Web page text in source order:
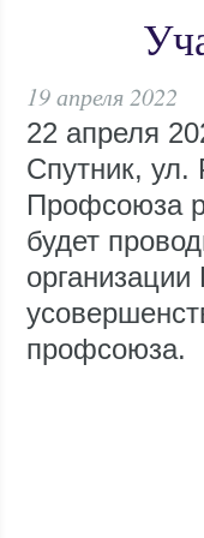
19 апреля 2022
22 апреля
Спутник, ул.
Профсоюза
будет
профсоюза.